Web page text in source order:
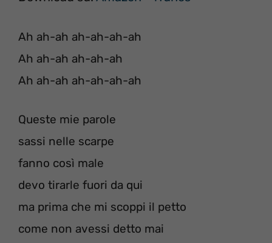
Ah ah-ah ah-ah-ah-ah
Ah ah-ah ah-ah-ah
Ah ah-ah ah-ah-ah-ah
Queste mie parole
sassi nelle scarpe
fanno così male
devo tirarle fuori da qui
ma prima che mi scoppi il petto
come non avessi detto mai